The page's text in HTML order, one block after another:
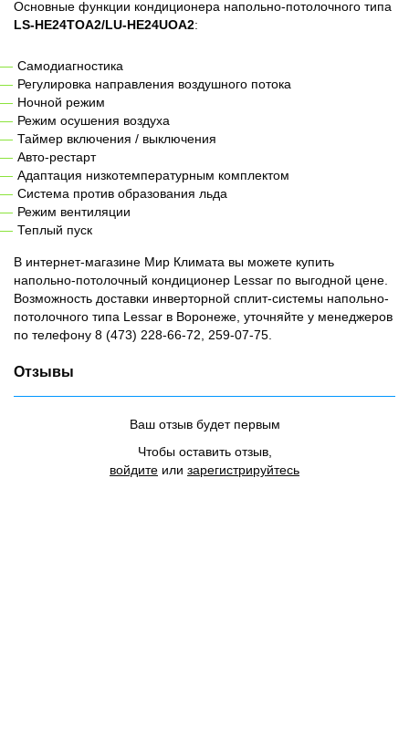
Основные функции кондиционера напольно-потолочного типа
LS-HE24TOA2/LU-HE24UOA2:
Самодиагностика
Регулировка направления воздушного потока
Ночной режим
Режим осушения воздуха
Таймер включения / выключения
Авто-рестарт
Адаптация низкотемпературным комплектом
Система против образования льда
Режим вентиляции
Теплый пуск
В интернет-магазине Мир Климата вы можете купить
напольно-потолочный кондиционер Lessar по выгодной цене.
Возможность доставки инверторной сплит-системы напольно-
потолочного типа Lessar в Воронеже, уточняйте у менеджеров
по телефону 8 (473) 228-66-72, 259-07-75.
Отзывы
Ваш отзыв будет первым
Чтобы оставить отзыв,
войдите или зарегистрируйтесь